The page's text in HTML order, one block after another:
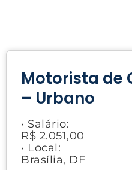
Motorista de
– Urbano
• Salário:
R$ 2.051,00
• Local:
Brasília, DF